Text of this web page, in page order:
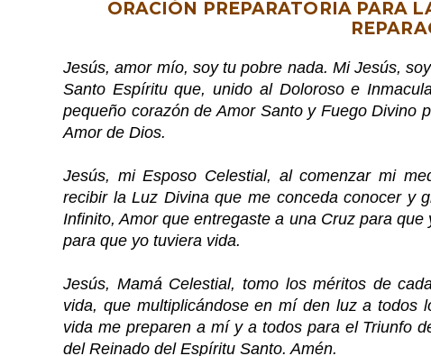
ORACIÓN PREPARATORIA PARA
Jesús, amor mío, soy tu pobre nada. Mi Jesús,
Santo Espíritu que, unido al Doloroso e
pequeño corazón de Amor Santo y Fuego Divino
Amor de Dios.
Jesús, mi Esposo Celestial, al comenzar mi
recibir la Luz Divina que me conceda conocer y
Infinito, Amor que entregaste a una Cruz para
para que yo tuviera vida.
Jesús, Mamá Celestial, tomo los méritos de
vida, que multiplicándose en mí den luz a todos
vida me preparen a mí y a todos para el Triunfo
del Reinado del Espíritu Santo. Amén.